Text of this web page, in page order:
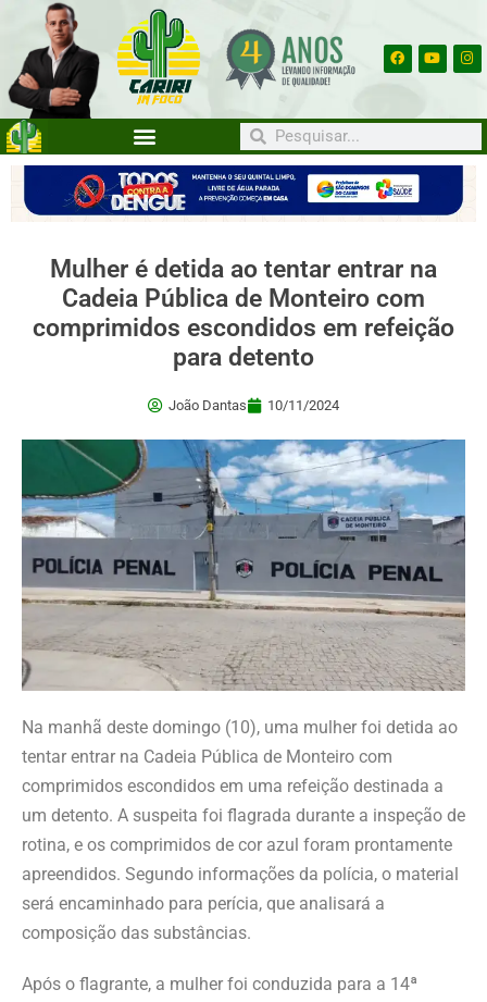
Mulher é detida ao tentar entrar na
Cadeia Pública de Monteiro com
comprimidos escondidos em refeição
para detento
João Dantas 10/11/2024
Na manhã deste domingo (10), uma mulher foi detida ao
tentar entrar na Cadeia Pública de Monteiro com
comprimidos escondidos em uma refeição destinada a
um detento. A suspeita foi flagrada durante a inspeção de
rotina, e os comprimidos de cor azul foram prontamente
apreendidos. Segundo informações da polícia, o material
será encaminhado para perícia, que analisará a
composição das substâncias.
Após o flagrante, a mulher foi conduzida para a 14ª